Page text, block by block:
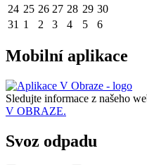
24 25 26 27 28 29 30
31 1 2 3 4 5 6
Mobilní aplikace
Sledujte informace z našeho
V OBRAZE.
Svoz odpadu